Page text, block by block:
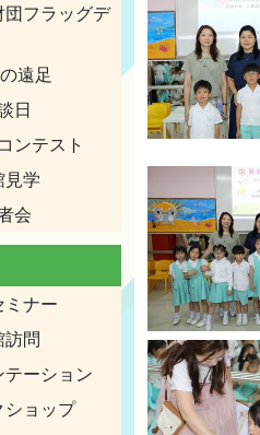
フラッグデ
遠足
日
ンテスト
見学
会
ナー
訪問
ーション
ショップ